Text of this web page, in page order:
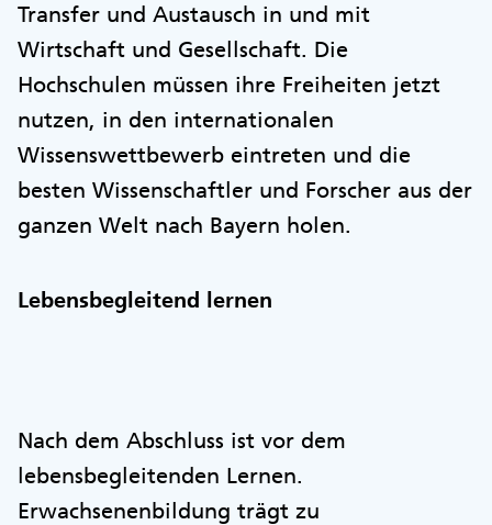
Transfer und Austausch in und mit
Wirtschaft und Gesellschaft. Die
Hochschulen müssen ihre Freiheiten jetzt
nutzen, in den internationalen
Wissenswettbewerb eintreten und die
besten Wissenschaftler und Forscher aus der
ganzen Welt nach Bayern holen.
Lebensbegleitend lernen
Nach dem Abschluss ist vor dem
lebensbegleitenden Lernen.
Erwachsenenbildung trägt zu